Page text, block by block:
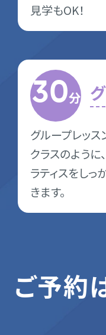
見学もOK！
30分
グループレッ
クラスのように
ラティスをしっ
きます。
ご予約